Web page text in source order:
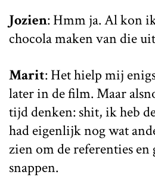
Jozien: Hmm ja. Al kon
chocola maken van die
Marit: Het hielp mij
later in de film. Maar
tijd denken: shit, ik heb
had eigenlijk nog wat
zien om de referenties en
snappen.